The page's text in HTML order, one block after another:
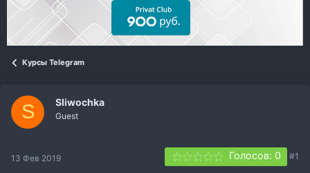
Курсы Telegram
S Sliwochka
Guest
13 Фев 2019 Голосов: 0 #1